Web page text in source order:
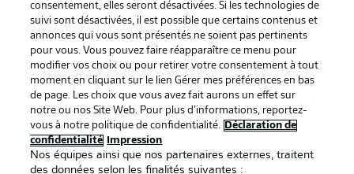
Mentions Légales Gérer mes préférences
Déclaration de
confidentialité
Diffuseurs
Travaux Contact
Impression Joueurs
consentement, elles seront désactivées. Si les technologies de
suivi sont désactivées, il est possible que certains contenus et
annonces qui vous sont présentés ne soient pas pertinents
pour vous. Vous pouvez faire réapparaître ce menu pour
modifier vos choix ou pour retirer votre consentement à tout
moment en cliquant sur le lien Gérer mes préférences en bas
de page. Les choix que vous avez fait aurons un effet sur
notre ou nos Site Web. Pour plus d’informations, reportez-
vous à notre politique de confidentialité.
Déclaration de
confidentialité
Impression
Nos équipes ainsi que nos partenaires externes, traitent
des données selon les finalités suivantes :